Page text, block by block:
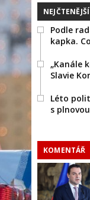
Podle
kapka.
„Kanále
Slavie
Léto
s
KOMENTÁŘ